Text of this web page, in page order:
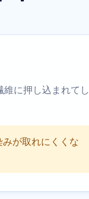
に押し込まれてし
が取れにくくな